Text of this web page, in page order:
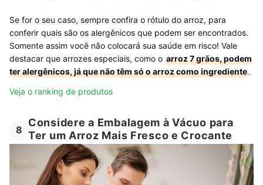
Se for o seu caso, sempre confira o rótulo do arroz, para
conferir quais são os alergênicos que podem ser encontrados.
Somente assim você não colocará sua saúde em risco! Vale
destacar que arrozes especiais, como o arroz 7 grãos, podem
ter alergênicos, já que não têm só o arroz como ingrediente.
Veja o ranking de produtos
8
Considere a Embalagem à Vácuo para
Ter um Arroz Mais Fresco e Crocante